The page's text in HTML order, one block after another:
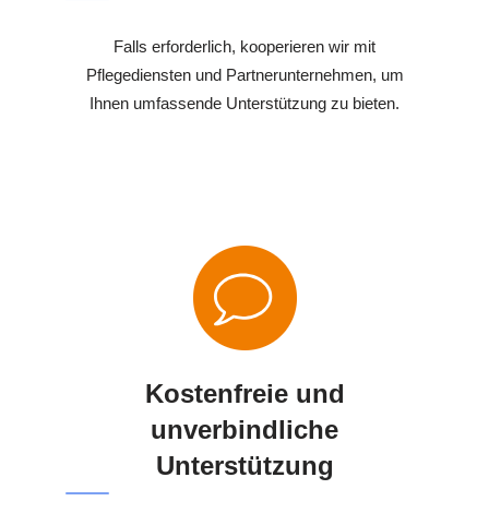
Falls erforderlich, kooperieren wir mit
Pflegediensten und Partnerunternehmen, um
Ihnen umfassende Unterstützung zu bieten.
Kostenfreie und
unverbindliche
Unterstützung